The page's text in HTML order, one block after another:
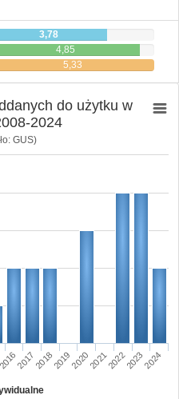
3,78
4,85
5,33
do użytku w
2024
GUS)
20172018201920202021202220232024